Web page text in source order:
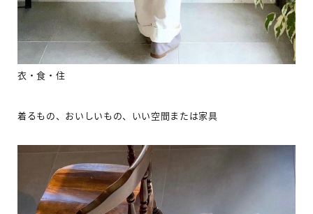
衣・食・住
着るもの、おいしいもの、いい空間または家具